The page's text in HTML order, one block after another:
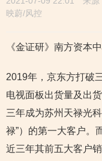
映蔚/风控
《金证研》南方资本
2019年，京东方打破
电视面板出货量及出
三年成为苏州天禄光
禄”）的第一大客户。
近三年其前五大客户